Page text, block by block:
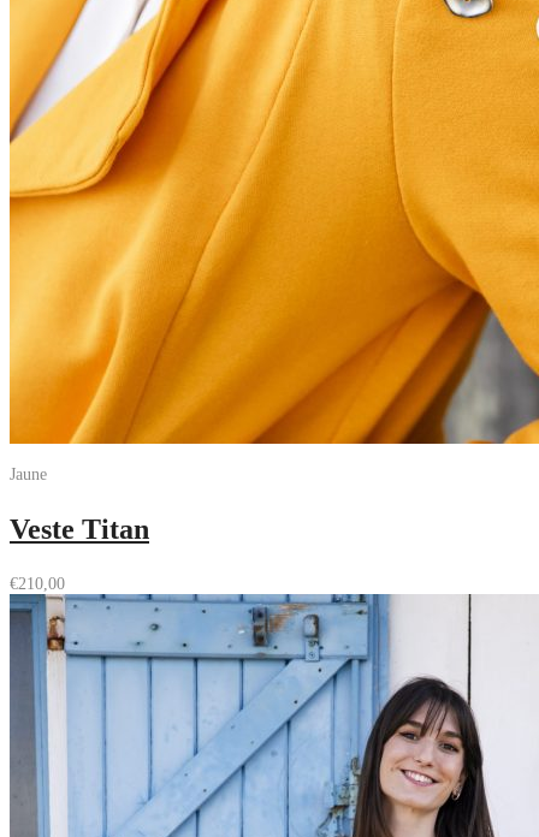
Jaune
Veste Titan
€210,00